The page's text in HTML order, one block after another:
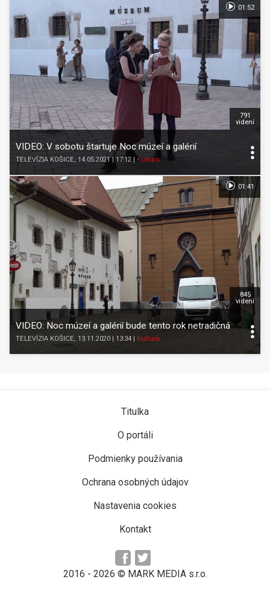
VIDEO: V sobotu štartuje Noc múzeí a galérií
TELEVÍZIA KOŠICE, 14.05.2021 | 17:12| Kultúra
791
videní
01:52
VIDEO: Noc múzeí a galérií bude tento rok netradičná
TELEVÍZIA KOŠICE, 13.11.2020 | 13:34 Kultúra
845
videní
01:41
Titulka
O portáli
Podmienky používania
Ochrana osobných údajov
Nastavenia cookies
Kontakt
2016 - 2026 © MARK MEDIA s.r.o.